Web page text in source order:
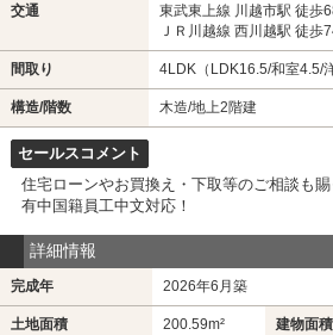
交通
東武東上線 川越市駅 徒歩
ＪＲ川越線 西川越駅 徒歩
間取り 4LDK（LDK16.5/和室4.5/
構造/階数 木造/地上2階建
セールスコメント
住宅ローンやお買換え・下取等のご相談も賜
有中国籍員工中文対応！
詳細情報
完成年 2026年6月築
土地面積 200.59m² 建物面積